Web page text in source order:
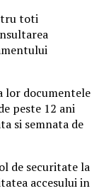
toti
lor documentele
peste 12 ani
si semnata de
de securitate la
accesului in